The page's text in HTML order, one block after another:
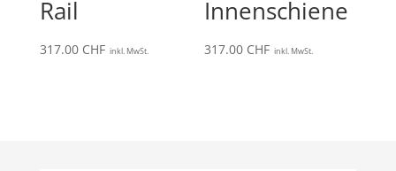
Rail
317.00 CHF inkl. MwSt.
Innenschiene
317.00 CHF inkl. MwSt.